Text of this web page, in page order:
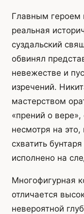
Главным героем
реальная
суздальский
обвинял
невежестве и
изречений.
мастерством
«прений о
несмотря на
схватить
исполнено на
Многофигурная
отличается
невероятной